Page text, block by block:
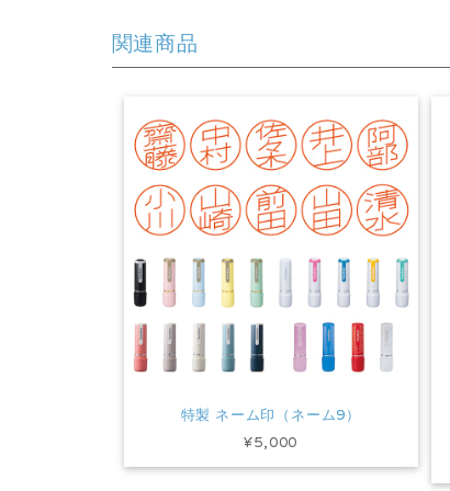
関連商品
特製 ネーム印（ネーム9）
¥5,000